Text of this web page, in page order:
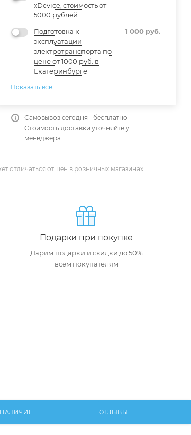
xDevice, стоимость от
5000 рублей
Подготовка к
эксплуатации
электротранспорта по
цене от 1000 руб. в
Екатеринбурге
1 000руб.
Показать все
Самовывоз сегодня - бесплатно
Стоимость доставки уточняйте у
менеджера
отличаться от цен в розничных магазинах
Подарки при покупке
Дарим подарки и скидки до 50%
всем покупателям
НАЛИЧИЕ ОТЗЫВЫ